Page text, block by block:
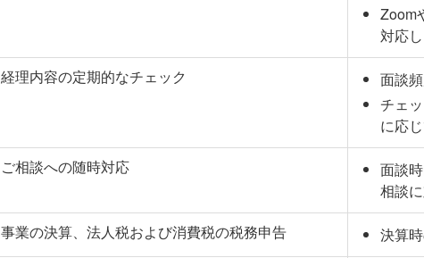
Zoom
対応
経理内容の定期的なチェック
面談
チェ
に応
ご相談への随時対応
面談時
相談
事業の決算、法人税および消費税の税務申告
決算